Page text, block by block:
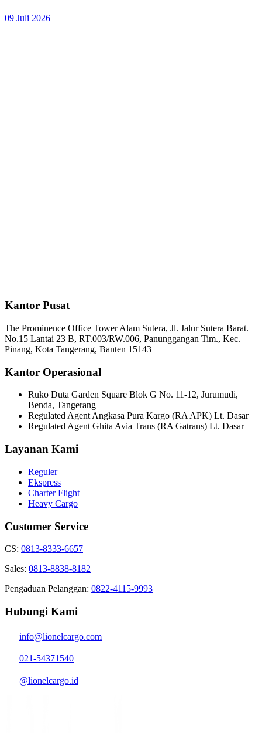
09 Juli 2026
Kantor Pusat
The Prominence Office Tower Alam Sutera, Jl. Jalur Sutera Barat.
No.15 Lantai 23 B, RT.003/RW.006, Panunggangan Tim., Kec.
Pinang, Kota Tangerang, Banten 15143
Kantor Operasional
Ruko Duta Garden Square Blok G No. 11-12, Jurumudi,
Benda, Tangerang
Regulated Agent Angkasa Pura Kargo (RA APK) Lt. Dasar
Regulated Agent Ghita Avia Trans (RA Gatrans) Lt. Dasar
Layanan Kami
Reguler
Ekspress
Charter Flight
Heavy Cargo
Customer Service
CS: 0813-8333-6657
Sales: 0813-8838-8182
Pengaduan Pelanggan: 0822-4115-9993
Hubungi Kami
info@lionelcargo.com
021-54371540
@lionelcargo.id